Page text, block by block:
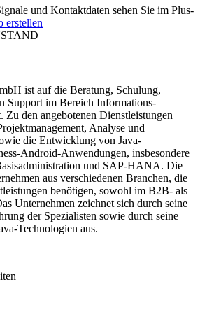
und Kontaktdaten sehen Sie im Plus-
erstellen
ist auf die Beratung, Schulung,
Support im Bereich Informations-
Zu den angebotenen Dienstleistungen
Analyse und
die Entwicklung von Java-
Android-Anwendungen, insbesondere
und SAP-HANA. Die
aus verschiedenen Branchen, die
benötigen, sowohl im B2B- als
Unternehmen zeichnet sich durch seine
der Spezialisten sowie durch seine
Technologien aus.